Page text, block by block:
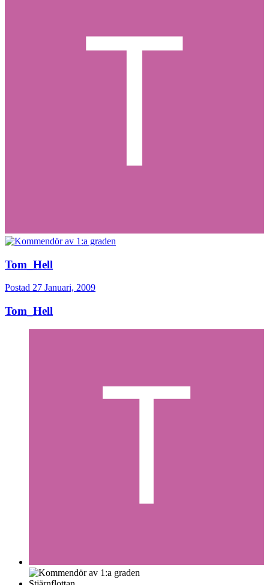
Tom_Hell
Postad 27 Januari, 2009
Tom_Hell